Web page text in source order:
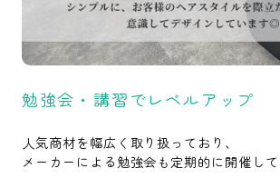
勉強会・講習でレベルアップ
人気商材を幅広く取り扱っており、
メーカーによる勉強会も定期的に開催して